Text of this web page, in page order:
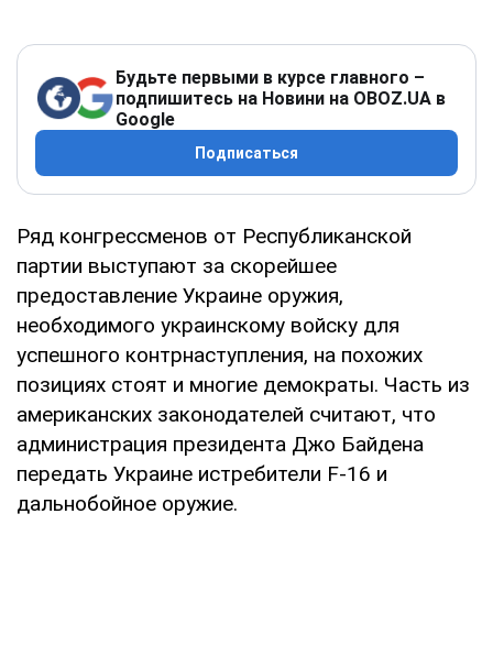
Будьте первыми в курсе главного –
подпишитесь на Новини на OBOZ.UA в
Google
Подписаться
Ряд конгрессменов от Республиканской
партии выступают за скорейшее
предоставление Украине оружия,
необходимого украинскому войску для
успешного контрнаступления, на похожих
позициях стоят и многие демократы. Часть из
американских законодателей считают, что
администрация президента Джо Байдена
передать Украине истребители F-16 и
дальнобойное оружие.